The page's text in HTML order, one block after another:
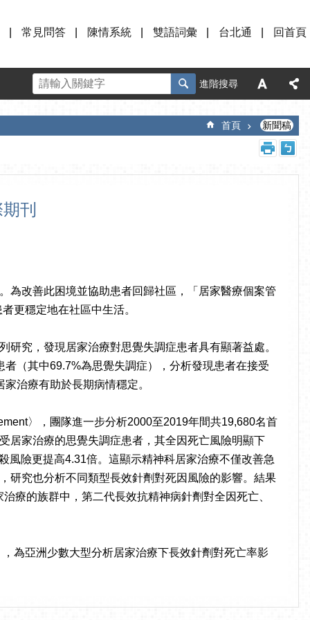
常見問答 陳情系統 雙語詞彙 台北通 回首頁
進階搜尋
首頁 新聞稿
刊
為改善此困境並協助患者回歸社區，「居家醫療個案管
更穩定地在社區中生活。
究，發現居家治療對思覺失調症患者具有顯著益處。
（其中69.7%為思覺失調症），分析發現患者在接受
治療有助於長期病情穩定。
〉，團隊進一步分析2000至2019年間共19,680名首
居家治療的思覺失調症患者，其全因死亡風險明顯下
風險更提高4.31倍。這顯示精神科居家治療不僅改善急
研究也分析不同類型長效針劑對死因風險的影響。結果
療的族群中，第二代長效抗精神病針劑對全因死亡、
為亞洲少數大型分析居家治療下長效針劑對死亡率影